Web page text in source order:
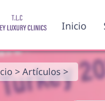
Inicio
>Artículos >